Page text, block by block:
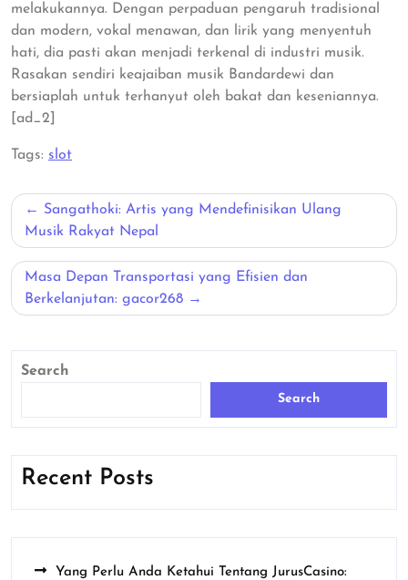
melakukannya. Dengan perpaduan pengaruh tradisional
dan modern, vokal menawan, dan lirik yang menyentuh
hati, dia pasti akan menjadi terkenal di industri musik.
Rasakan sendiri keajaiban musik Bandardewi dan
bersiaplah untuk terhanyut oleh bakat dan keseniannya.
[ad_2]
Tags: slot
Post
navigation
Sangathoki: Artis yang Mendefinisikan Ulang
Musik Rakyat Nepal
Masa Depan Transportasi yang Efisien dan
Berkelanjutan: gacor268
Search
Search
Recent Posts
Yang Perlu Anda Ketahui Tentang JurusCasino: